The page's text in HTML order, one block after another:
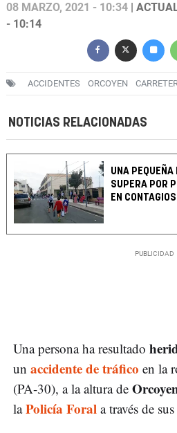
08 MARZO, 2021 - 10:34 |
- 10:14
ACCIDENTES ORCOYEN
NOTICIAS RELACIONADAS
UNA
SUPERA POR
EN CONTAGIOS
Una persona ha resultado
un accidente de tráfico en la
(PA-30), a la altura de
la Policía Foral a través de